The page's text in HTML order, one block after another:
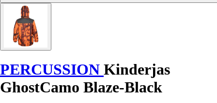
PERCUSSION Kinderjas
GhostCamo Blaze-Black